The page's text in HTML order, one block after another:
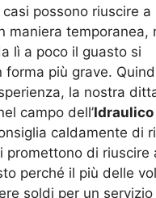
possono riuscire a
maniera temporanea,
lì a poco il guasto si
forma più grave.
la nostra
campo dell’
caldamente di
promettono di riuscire
perché il più delle
soldi per un